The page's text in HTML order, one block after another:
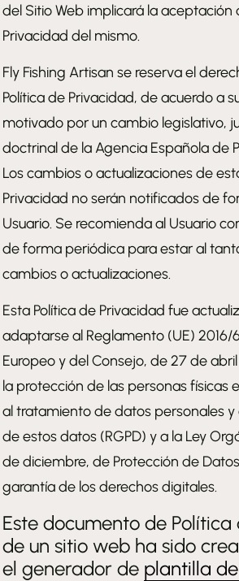
del Sitio Web implicará la aceptación
Privacidad del mismo.
Fly Fishing Artisan se reserva el
Política de Privacidad, de acuerdo a
motivado por un cambio legislativo,
doctrinal de la Agencia Española de
Los cambios o actualizaciones de
Privacidad no serán notificados de
Usuario. Se recomienda al Usuario
de forma periódica para estar al
cambios o actualizaciones.
Esta Política de Privacidad fue
adaptarse al Reglamento (UE) 2016/
Europeo y del Consejo, de 27 de
la protección de las personas físicas
al tratamiento de datos personales y
de estos datos (RGPD) y a la Ley
de diciembre, de Protección de
garantía de los derechos digitales.
Este documento de
de un sitio web ha sido
el generador de plantilla